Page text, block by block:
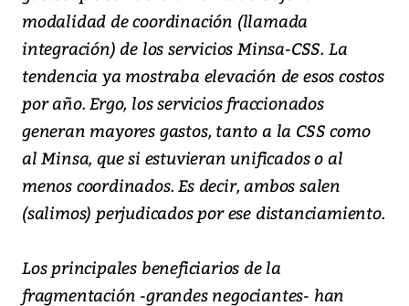
modalidad de coordinación (llamada
integración) de los servicios Minsa-CSS. La
tendencia ya mostraba elevación de esos costos
por año. Ergo, los servicios fraccionados
generan mayores gastos, tanto a la CSS como
al Minsa, que si estuvieran unificados o al
menos coordinados. Es decir, ambos salen
(salimos) perjudicados por ese distanciamiento.
Los principales beneficiarios de la
fragmentación -grandes negociantes- han